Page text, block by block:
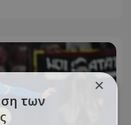
×
των